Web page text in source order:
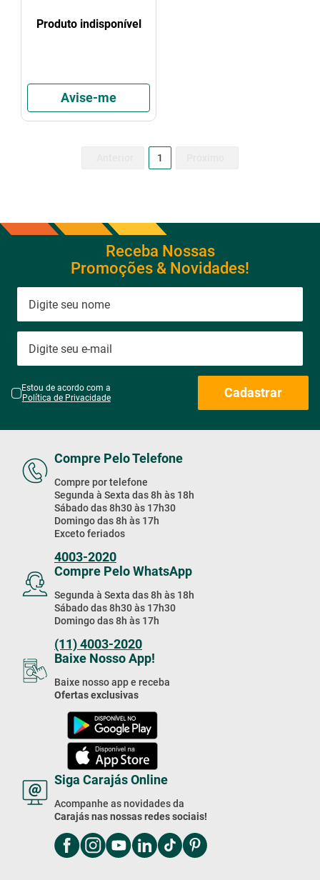
Produto indisponível
Avise-me
1
Receba Nossas
Promoções & Novidades!
Estou de acordo com a
Política de Privacidade
Cadastrar
Compre Pelo Telefone
Compre por telefone
Segunda à Sexta das 8h às 18h
Sábado das 8h30 às 17h30
Domingo das 8h às 17h
Exceto feriados
4003-2020
Compre Pelo WhatsApp
Segunda à Sexta das 8h às 18h
Sábado das 8h30 às 17h30
Domingo das 8h às 17h
(11) 4003-2020
Baixe Nosso App!
Baixe nosso app e receba
Ofertas exclusivas
Siga Carajás Online
Acompanhe as novidades da
Carajás nas nossas redes sociais!